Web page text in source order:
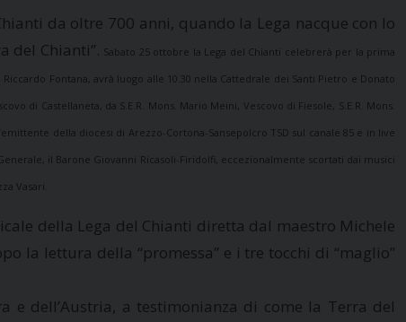
da oltre 700 anni, quando la Lega nacque con lo
del Chianti”. Sabato 25 ottobre la Lega del Chianti celebrerà per la prima
Fontana, avrà luogo alle 10.30 nella Cattedrale dei Santi Pietro e Donato
di Castellaneta, da S.E.R. Mons. Mario Meini, Vescovo di Fiesole, S.E.R. Mons.
della diocesi di Arezzo-Cortona-Sansepolcro TSD sul canale 85 e in live
il Barone Giovanni Ricasoli-Firidolfi, eccezionalmente scortati dai musici
Vasari.
della Lega del Chianti diretta dal maestro Michele
la lettura della “promessa” e i tre tocchi di “maglio”
e dell’Austria, a testimonianza di come la Terra del